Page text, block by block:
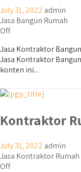
July 31, 2022 admin
Jasa Bangun Rumah
Off
Jasa Kontraktor
Jasa Kontraktor
konten ini...
Kontraktor
July 31, 2022 admin
Jasa Kontraktor Rumah
Off